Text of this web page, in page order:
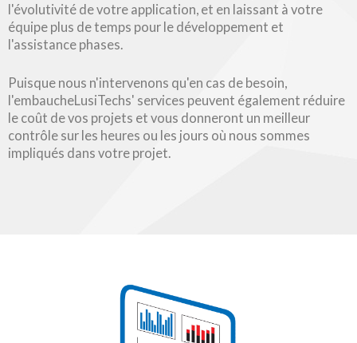
l'évolutivité de votre application, et en laissant à votre
équipe plus de temps pour le développement et
l'assistance phases.
Puisque nous n'intervenons qu'en cas de besoin,
l'embaucheLusiTechs' services peuvent également réduire
le coût de vos projets et vous donneront un meilleur
contrôle sur les heures ou les jours où nous sommes
impliqués dans votre projet.